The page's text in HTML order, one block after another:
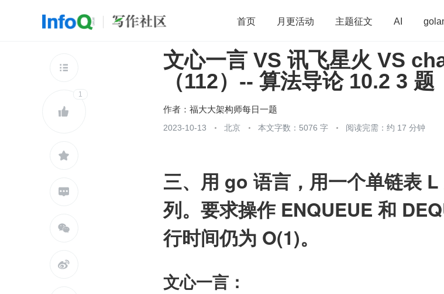
首页 月更活动 主题征文 AI
开源 架构 OpenHarmony 算法 学习方法
团队管理 程序员 运维 深度思考 低代码
查看更多


1




文心一言 VS 讯飞星火 VS
（112）-- 算法导论 10.2 3 题
作者： 福大大架构师每日一题
2023-10-13 北京 本文字数：5076 字 阅读完需：约 17 分钟
三、用 go 语言，用一个单链表
列。要求操作 ENQUEUE 和
行时间仍为 O(1)。
文心一言：